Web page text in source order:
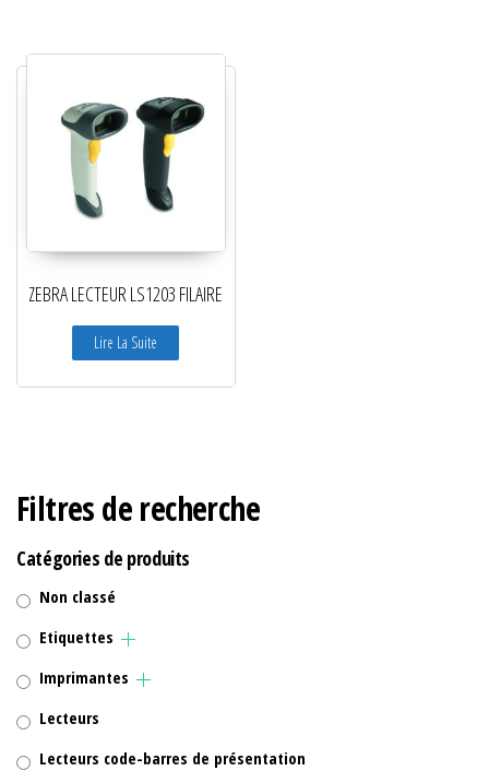
ZEBRA LECTEUR LS1203 FILAIRE
Lire La Suite
Filtres de recherche
Catégories de produits
Non classé
Etiquettes
Imprimantes
Lecteurs
Lecteurs code-barres de présentation